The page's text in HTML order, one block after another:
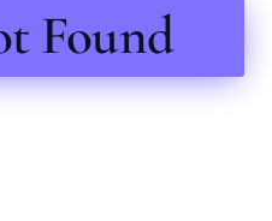
Found